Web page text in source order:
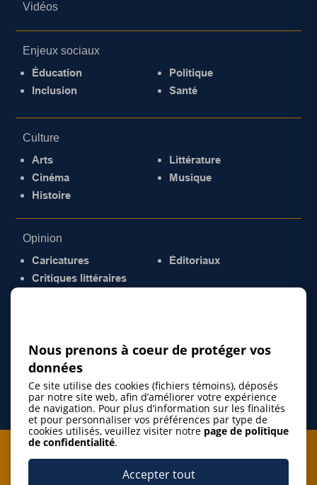
Vidéos
Enjeux sociaux
Éducation
Inclusion
Politique
Santé
Culture
Arts
Cinéma
Histoire
Littérature
Musique
Opinion
Caricatures
Critiques littéraires
Éditoriaux
Je m'abonne à l'infolettre
Nous prenons à coeur de protéger vos
données
Ce site utilise des cookies (fichiers témoins), déposés
par notre site web, afin d’améliorer votre expérience
de navigation. Pour plus d’information sur les finalités
et pour personnaliser vos préférences par type de
cookies utilisés, veuillez visiter notre page de politique
de confidentialité.
Accepter tout